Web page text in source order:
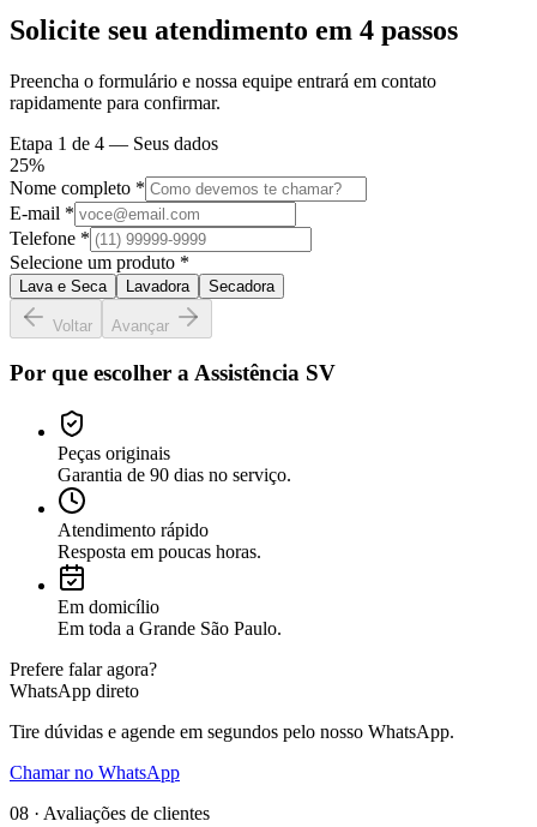
Solicite seu atendimento em 4 passos
Preencha o formulário e nossa equipe entrará em contato
rapidamente para confirmar.
Etapa 1 de 4 — Seus dados
25%
Nome completo *
E-mail *
Telefone *
Selecione um produto *
Lava e Seca Lavadora Secadora
Voltar Avançar
Por que escolher a Assistência SV
Peças originais
Garantia de 90 dias no serviço.
Atendimento rápido
Resposta em poucas horas.
Em domicílio
Em toda a Grande São Paulo.
Prefere falar agora?
WhatsApp direto
Tire dúvidas e agende em segundos pelo nosso WhatsApp.
Chamar no WhatsApp
08 · Avaliações de clientes